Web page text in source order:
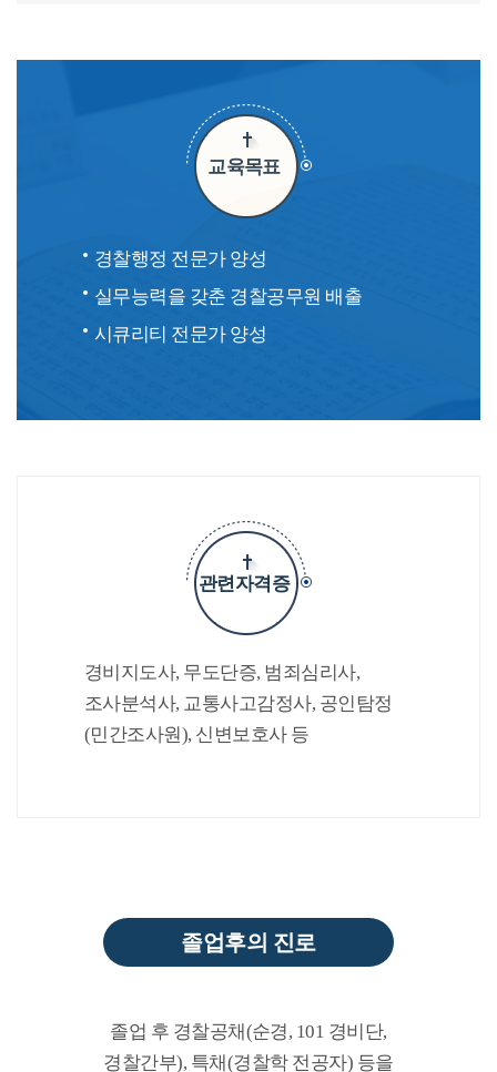
교육목표
경찰행정 전문가 양성
실무능력을 갖춘 경찰공무원 배출
시큐리티 전문가 양성
관련자격증
경비지도사, 무도단증, 범죄심리사,
조사분석사, 교통사고감정사, 공인탐정
(민간조사원), 신변보호사 등
졸업후의 진로
졸업 후 경찰공채(순경, 101 경비단,
경찰간부), 특채(경찰학 전공자) 등을